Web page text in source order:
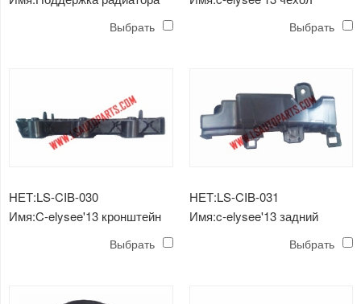
Выбрать Выбрать
НЕТ:LS-CIB-030
Имя:C-elysee'13 кронштейн
Выбрать
НЕТ:LS-CIB-031
Имя:c-elysee'13 задний
Выбрать